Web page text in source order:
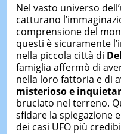
Nel vasto universo
catturano
comprensione del
questi è sicuramente
nella piccola città di
famiglia affermò di
nella loro fattoria e di
misterioso e
bruciato nel terreno.
sfidare la spiegazione
dei casi UFO più